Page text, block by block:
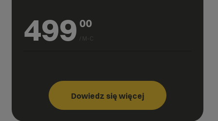
499 00
/ M-C
Dowiedz się więcej